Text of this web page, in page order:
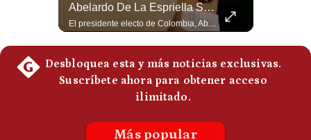
Condiciones
Política
De
Privacidad
Abelardo De La Espriella Se Reúne Con Javier Milei En Cali | Gestión Mundo
El presidente electo de Colombia, Abelardo de la Espriella, sostuvo una reunión bilateral en Cali con el mandatario argentino Javier Milei. El encuentro se dio pocas horas antes de la ceremonia de investidura presidencial para el periodo 2026-2030, marcando el inicio de una nueva alianza estratégica regional. #DeLaEspriella #JavierMilei #Colombia #Argentina #PoliticaLatina #Shorts 👉 Suscríbete y activa la campana para no perderte nuestro análisis diario. 🌎 Síguenos en nuestras redes sociales: 📌 Web oficial: https://gestion.pe/mundo/ 📌 LinkedIn: http://bit.ly/3HYIET0 📌 X (Twitter): http://bit.ly/4noZtX9 📌 TikTok: http://bit.ly/4evB6TO